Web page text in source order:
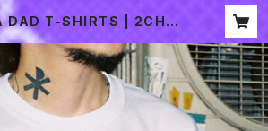
DAD T-SHIRTS | 2CHO
SOUVENIR SHOP